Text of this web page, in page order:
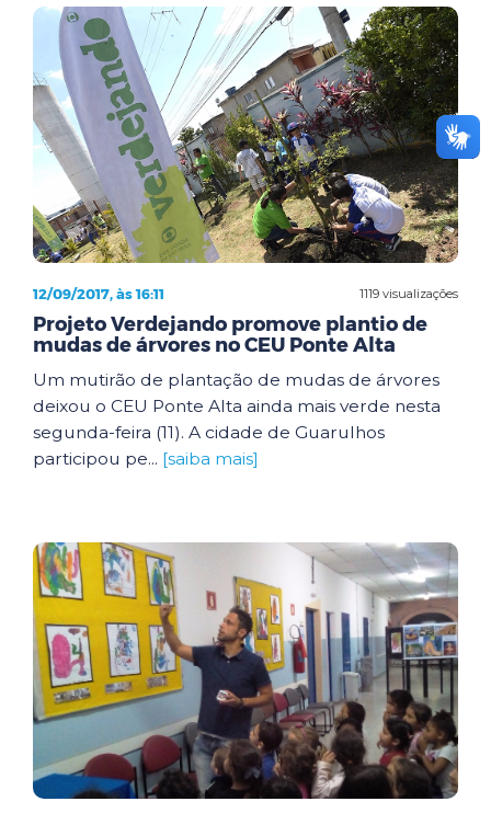
1119 visualizações
12/09/2017, às 16:11
Projeto Verdejando promove plantio de
mudas de árvores no CEU Ponte Alta
Um mutirão de plantação de mudas de árvores
deixou o CEU Ponte Alta ainda mais verde nesta
segunda-feira (11). A cidade de Guarulhos
participou pe... [saiba mais]